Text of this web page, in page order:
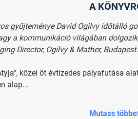
A
gyűjteménye David Ogilvy időtálló
a kommunikáció világában
Director, Ogilvy & Mather, Budapest.
közel öt évtizedes pályafutása
alap...
Mutass